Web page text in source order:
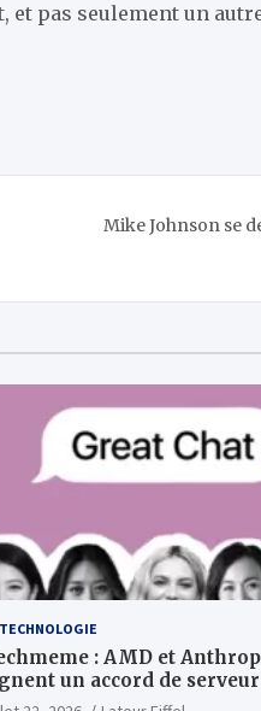
et pas seulement un
Mike Johnson se
: AMD et
un accord de
valeur de plusieurs